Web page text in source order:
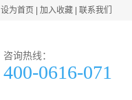
设为首页 加入收藏 联系我们
咨询热线：
400-0616-071